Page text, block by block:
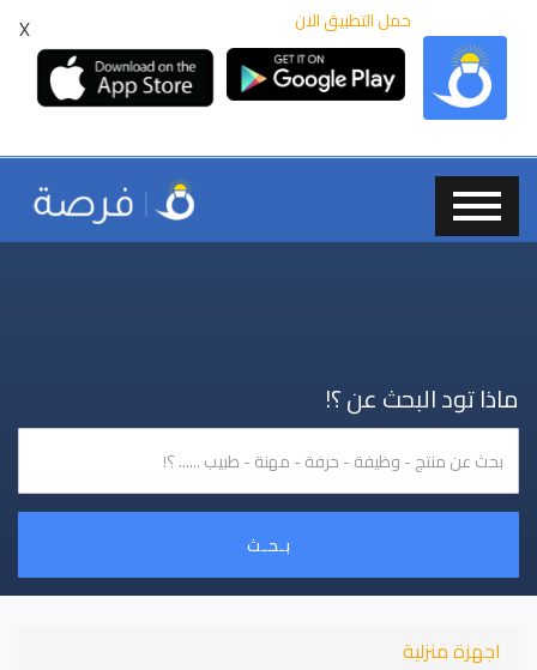
X حمل التطبيق الان
ماذا تود البحث عن ؟!
بـحـث
اجهزة منزلية